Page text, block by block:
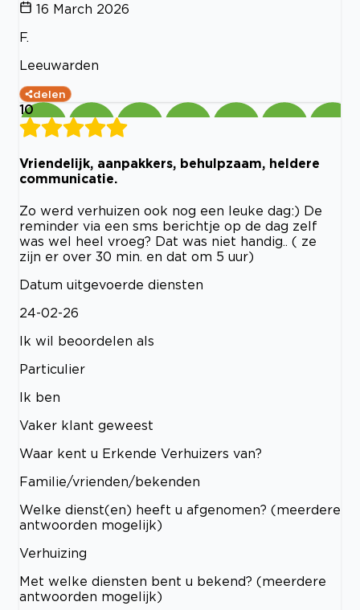
16 March 2026
F.
Leeuwarden
delen
10
Vriendelijk, aanpakkers, behulpzaam, heldere
communicatie.
Zo werd verhuizen ook nog een leuke dag:) De
reminder via een sms berichtje op de dag zelf
was wel heel vroeg? Dat was niet handig.. ( ze
zijn er over 30 min. en dat om 5 uur)
Datum uitgevoerde diensten
24-02-26
Ik wil beoordelen als
Particulier
Ik ben
Vaker klant geweest
Waar kent u Erkende Verhuizers van?
Familie/vrienden/bekenden
Welke dienst(en) heeft u afgenomen? (meerdere
antwoorden mogelijk)
Verhuizing
Met welke diensten bent u bekend? (meerdere
antwoorden mogelijk)